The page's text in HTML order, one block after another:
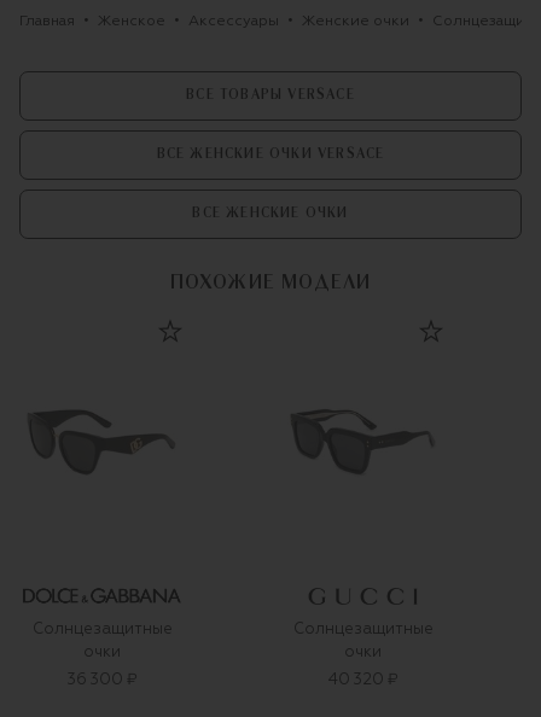
Главная Женское Аксессуары Женские очки
ВСЕ ТОВАРЫ VERSACE
ВСЕ ЖЕНСКИЕ ОЧКИ VERSACE
ВСЕ ЖЕНСКИЕ ОЧКИ
ПОХОЖИЕ МОДЕЛИ
Солнцезащитные
очки
36 300 ₽
Солнцезащитные
очки
40 320 ₽